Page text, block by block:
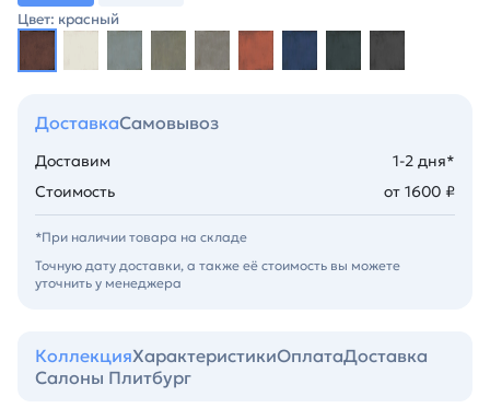
Цвет: красный
ДоставкаСамовывоз
Доставим
1-2 дня*
Стоимость
от 1600 ₽
*При наличии товара на складе
Точную дату доставки, а также её стоимость вы можете
уточнить у менеджера
КоллекцияХарактеристикиОплатаДоставка
Салоны Плитбург